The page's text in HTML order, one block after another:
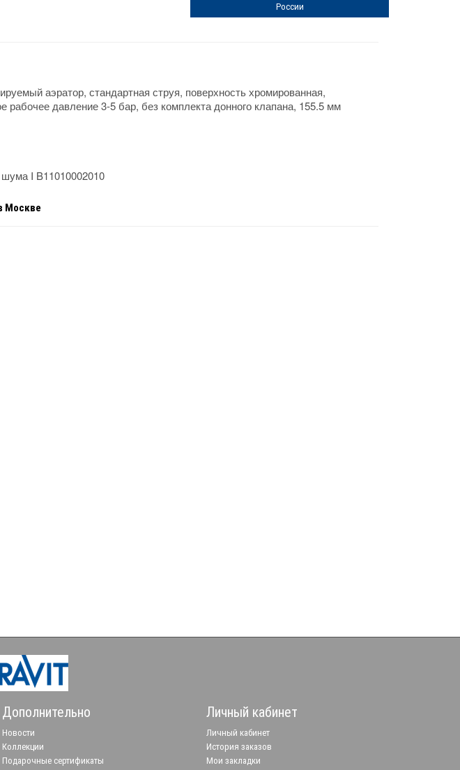
России
аэратор, стандартная струя, поверхность хромированная,
давление 3-5 бар, без комплекта донного клапана, 155.5 мм
I B11010002010
Москве
Дополнительно
Новости
Коллекции
Подарочные сертификаты
Личный кабинет
Личный кабинет
История заказов
Мои закладки